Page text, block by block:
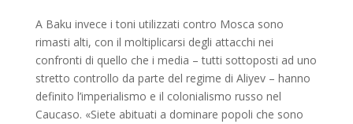
A Baku invece i toni utilizzati contro Mosca sono
rimasti alti, con il moltiplicarsi degli attacchi nei
confronti di quello che i media – tutti sottoposti ad uno
stretto controllo da parte del regime di Aliyev – hanno
definito l’imperialismo e il colonialismo russo nel
Caucaso. «Siete abituati a dominare popoli che sono